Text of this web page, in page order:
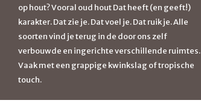
op hout? Vooral oud hout Dat heeft (en geeft!)
karakter. Dat zie je. Dat voel je. Dat ruik je. Alle
soorten vind je terug in de door ons zelf
verbouwde en ingerichte verschillende ruimtes.
Vaak met een grappige kwinkslag of tropische
touch.